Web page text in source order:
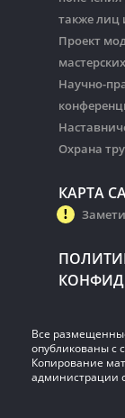
также лиц
Проект
мастерских
Научно-
Охрана
КАРТА
Все
опубликованы с
Копирование
администрации